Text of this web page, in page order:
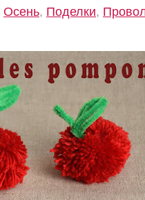
Осень, Поделки,